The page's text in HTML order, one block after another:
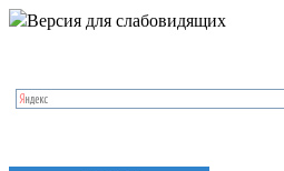
Версия для слабовидящих